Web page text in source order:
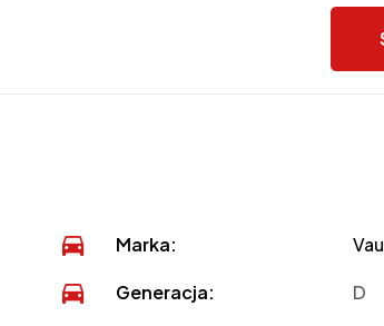
Marka:
Generacja: D